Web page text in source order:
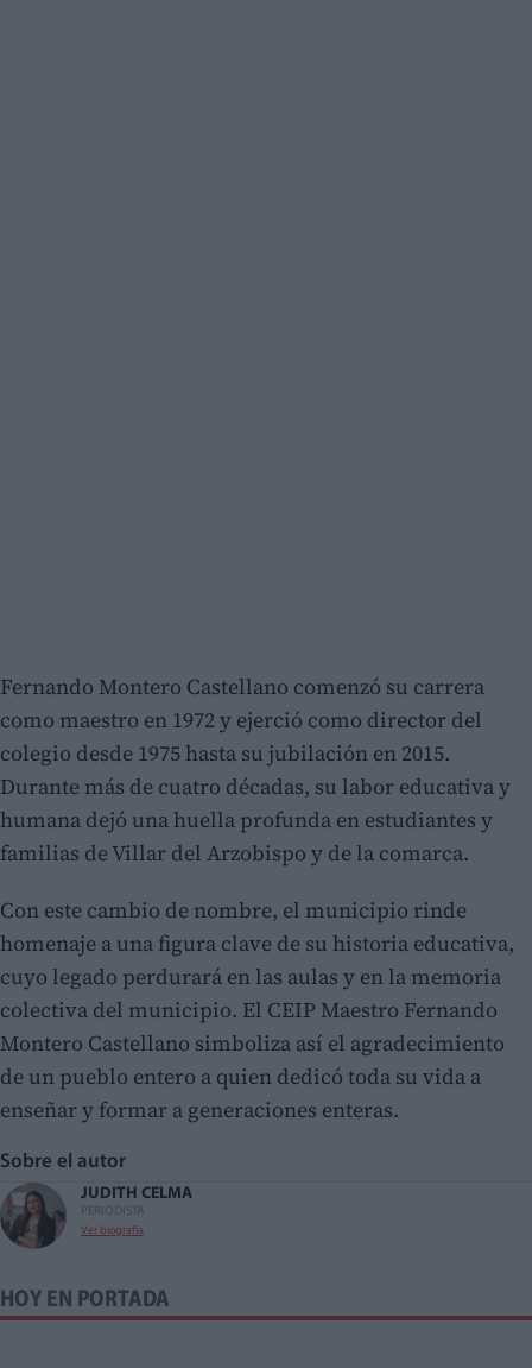
Fernando Montero Castellano comenzó su carrera
como maestro en 1972 y ejerció como director del
colegio desde 1975 hasta su jubilación en 2015.
Durante más de cuatro décadas, su labor educativa y
humana dejó una huella profunda en estudiantes y
familias de Villar del Arzobispo y de la comarca.
Con este cambio de nombre, el municipio rinde
homenaje a una figura clave de su historia educativa,
cuyo legado perdurará en las aulas y en la memoria
colectiva del municipio. El CEIP Maestro Fernando
Montero Castellano simboliza así el agradecimiento
de un pueblo entero a quien dedicó toda su vida a
enseñar y formar a generaciones enteras.
Sobre el autor
JUDITH CELMA
PERIODISTA
Ver biografía
HOY EN PORTADA